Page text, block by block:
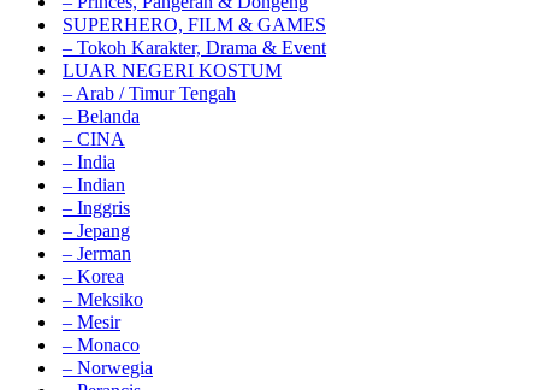
SUPERHERO, FILM & GAMES
– Tokoh Karakter, Drama & Event
LUAR NEGERI KOSTUM
– Arab / Timur Tengah
– Belanda
– CINA
– India
– Indian
– Inggris
– Jepang
– Jerman
– Korea
– Meksiko
– Mesir
– Monaco
– Norwegia